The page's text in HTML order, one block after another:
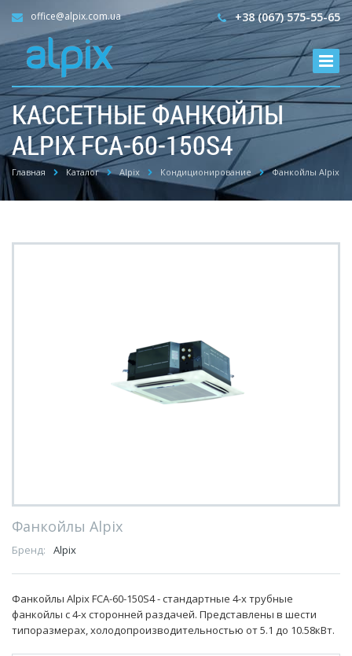
+38 (067) 575-55-65
office@alpix.com.ua
КАССЕТНЫЕ ФАНКОЙЛЫ
ALPIX FCA-60-150S4
Главная Каталог Alpix Кондиционирование Фанкойлы Alpix
Фанкойлы Alpix
Бренд: Alpix
Фанкойлы Alpix FCA-60-150S4 - стандартные 4-х трубные
фанкойлы с 4-х сторонней раздачей. Представлены в шести
типоразмерах, холодопроизводительностью от 5.1 до 10.58кВт.